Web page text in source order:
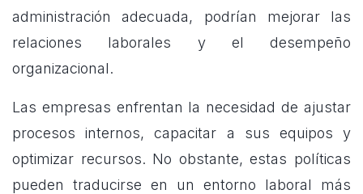
administración adecuada, podrían mejorar las
relaciones laborales y el desempeño
organizacional.
Las empresas enfrentan la necesidad de ajustar
procesos internos, capacitar a sus equipos y
optimizar recursos. No obstante, estas políticas
pueden traducirse en un entorno laboral más